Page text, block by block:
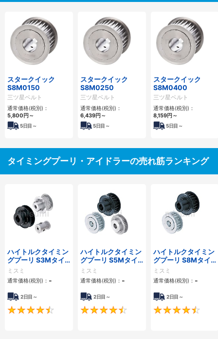
スタークイック
S8M0150
三ツ星ベルト
通常価格(税別)：
5,800 円 ～
5日目～
スタークイック
S8M0250
三ツ星ベルト
通常価格(税別)：
6,439円 ～
5日目～
スタークイック
S8M0400
三ツ星ベルト
通常価格(税別)：
8,159円 ～
5日目～
タイミングプーリ・アイドラーの売れ筋ランキング
ハイトルクタイミン
グプーリ S3Mタイ
プ
ミスミ
通常価格(税別)： -
2日目～
4.5
ハイトルクタイミン
グプーリ S5Mタイ
プ
ミスミ
通常価格(税別)： -
2日目～
4.5
ハイトルクタイミン
グプーリ S8Mタイ
プ
ミスミ
通常価格(税別)： -
2日目～